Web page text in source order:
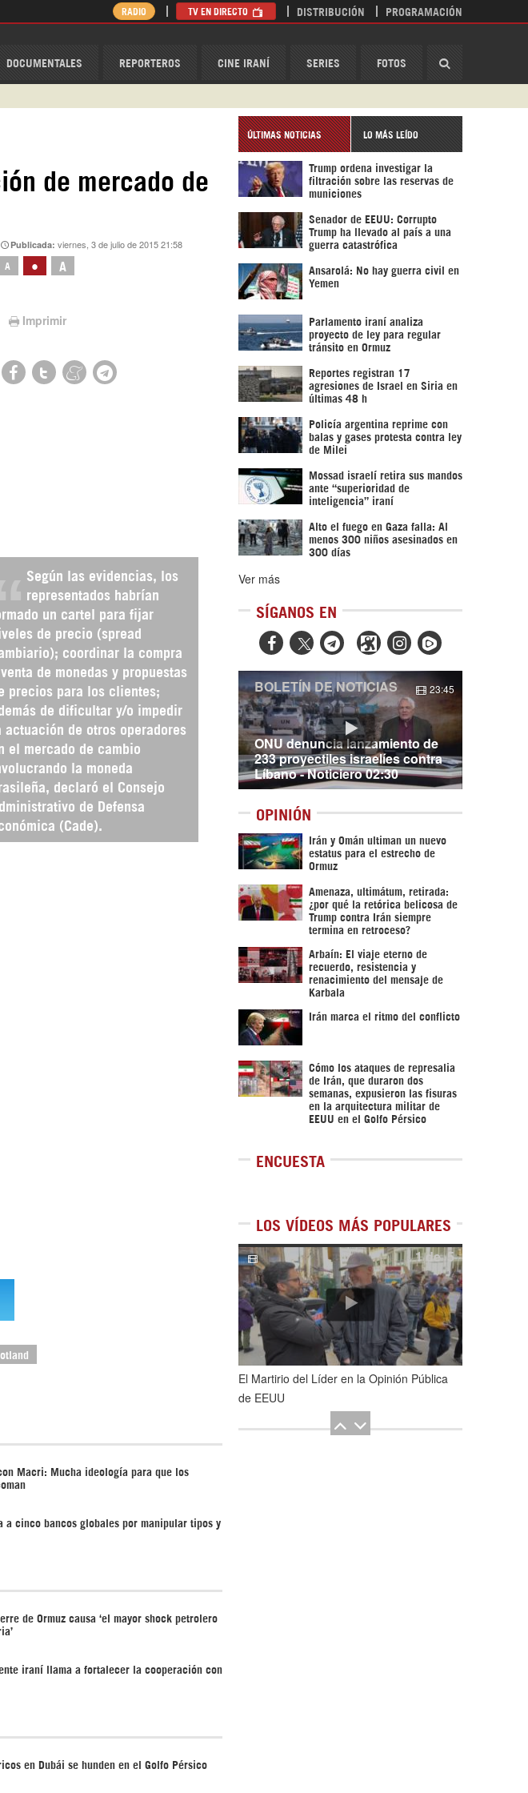
DOCUMENTALES REPORTEROS CINE IRANÍ SERIES FOTOS
RADIO TV EN DIRECTO DISTRIBUCIÓN PROGRAMACIÓN
de mercado de
Publicada:viernes, 3 de julio de 2015 21:58
A • A
Imprimir
Según las evidencias, los
representados habrían
un cartel para fijar
de precio (spread
coordinar la compra
de monedas y propuestas
precios para los clientes;
de dificultar y/o impedir
actuación de otros operadores
el mercado de cambio
la moneda
declaró el Consejo
de Defensa
(Cade).
Macri: Mucha ideología para que los
a cinco bancos globales por manipular tipos y
de Ormuz causa ‘el mayor shock petrolero
iraní llama a fortalecer la cooperación con
en Dubái se hunden en el Golfo Pérsico
ÚLTIMAS NOTICIAS LO MÁS LEÍDO
Trump ordena investigar la
filtración sobre las reservas de
municiones
Senador de EEUU: Corrupto
Trump ha llevado al país a una
guerra catastrófica
Ansarolá: No hay guerra civil en
Yemen
Parlamento iraní analiza
proyecto de ley para regular
tránsito en Ormuz
Reportes registran 17
agresiones de Israel en Siria en
últimas 48 h
Policía argentina reprime con
balas y gases protesta contra ley
de Milei
Mossad israelí retira sus mandos
ante “superioridad de
inteligencia” iraní
Alto el fuego en Gaza falla: Al
menos 300 niños asesinados en
300 días
Ver más
SÍGANOS EN
  
ONU denuncia lanzamiento de
233 proyectiles israelíes contra
Líbano - Noticiero 02:30
BOLETÍN DE NOTICIAS 23:45
OPINIÓN
Irán y Omán ultiman un nuevo
estatus para el estrecho de
Ormuz
Amenaza, ultimátum, retirada:
¿por qué la retórica belicosa de
Trump contra Irán siempre
termina en retroceso?
Arbaín: El viaje eterno de
recuerdo, resistencia y
renacimiento del mensaje de
Karbala
Irán marca el ritmo del conflicto
Cómo los ataques de represalia
de Irán, que duraron dos
semanas, expusieron las fisuras
en la arquitectura militar de
EEUU en el Golfo Pérsico
ENCUESTA
LOS VÍDEOS MÁS POPULARES
1de5
El Martirio del Líder en la Opinión Pública
de EEUU